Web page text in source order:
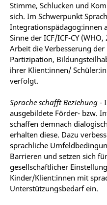
Stimme, Schlucken und
sich. Im Schwerpunkt
Integrationspädagog:innen
Sinne der ICF/ICF-CY
Arbeit die Verbesserung
Partizipation,
ihrer Klient:innen/
verfolgt.
Sprache schafft Beziehung -
ausgebildete Förder- bzw.
schaffen demnach
erhalten diese. Dazu
sprachliche
Barrieren und setzen sich
gesellschaftlicher
Kinder/Klient:innen mit
Unterstützungsbedarf ein.